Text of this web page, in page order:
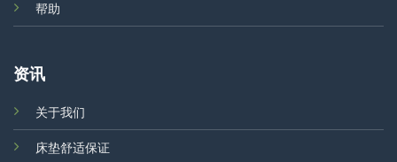
帮助
资讯
关于我们
床垫舒适保证